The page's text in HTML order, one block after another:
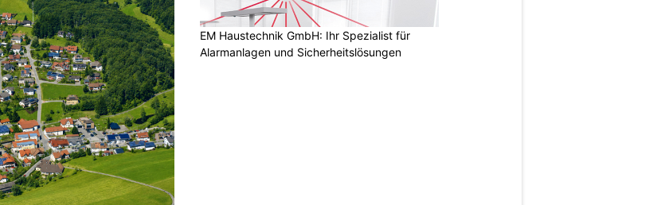
EM Haustechnik GmbH: Ihr Spezialist für
Alarmanlagen und Sicherheitslösungen